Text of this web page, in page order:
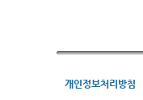
개인정보처리방침